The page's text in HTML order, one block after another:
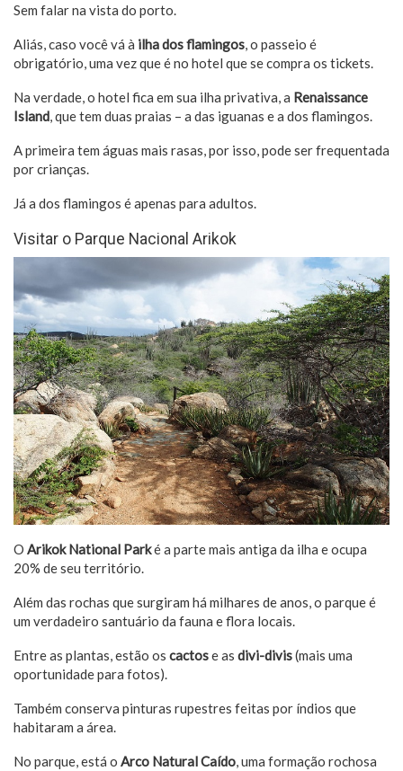
Sem falar na vista do porto.
Aliás, caso você vá à ilha dos flamingos , o passeio é
obrigatório, uma vez que é no hotel que se compra os tickets.
Na verdade, o hotel fica em sua ilha privativa, a Renaissance
Island , que tem duas praias – a das iguanas e a dos flamingos.
A primeira tem águas mais rasas, por isso, pode ser frequentada
por crianças.
Já a dos flamingos é apenas para adultos.
Visitar o Parque Nacional Arikok
O Arikok National Parké a parte mais antiga da ilha e ocupa
20% de seu território.
Além das rochas que surgiram há milhares de anos, o parque é
um verdadeiro santuário da fauna e flora locais.
Entre as plantas, estão os cactose as divi-divis(mais uma
oportunidade para fotos).
Também conserva pinturas rupestres feitas por índios que
habitaram a área.
No parque, está o Arco Natural Caído, uma formação rochosa